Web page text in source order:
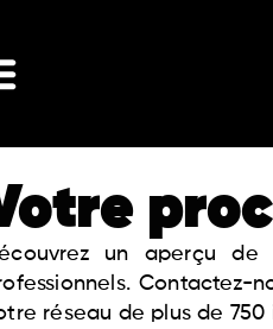
un aperçu
Contactez-
réseau de plus de 750